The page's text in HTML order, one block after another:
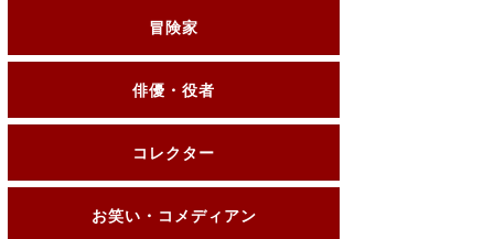
冒険家
俳優・役者
コレクター
お笑い・コメディアン